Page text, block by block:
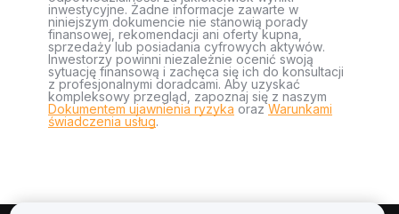
inwestycyjne. Żadne informacje zawarte w
niniejszym dokumencie nie stanowią porady
finansowej, rekomendacji ani oferty kupna,
sprzedaży lub posiadania cyfrowych aktywów.
Inwestorzy powinni niezależnie ocenić swoją
sytuację finansową i zachęca się ich do konsultacji
z profesjonalnymi doradcami. Aby uzyskać
kompleksowy przegląd, zapoznaj się z naszym
Dokumentem ujawnienia ryzyka orazWarunkami
świadczenia usług.